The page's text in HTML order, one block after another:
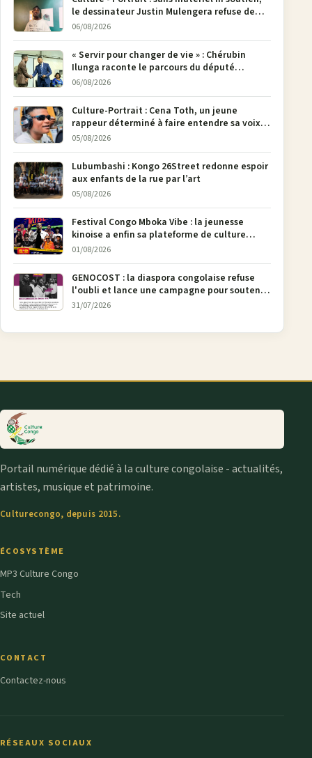
le dessinateur Justin Mulengera refuse de
poser son crayon
06/08/2026
« Servir pour changer de vie » : Chérubin
Ilunga raconte le parcours du député
national Jethro Muyombi Tshimbu en 137
06/08/2026
Culture-Portrait : Cena Toth, un jeune
rappeur déterminé à faire entendre sa voix à
Bunia
05/08/2026
Lubumbashi : Kongo 26Street redonne espoir
aux enfants de la rue par l’art
05/08/2026
Festival Congo Mboka Vibe : la jeunesse
kinoise a enfin sa plateforme de culture
urbaine
01/08/2026
GENOCOST : la diaspora congolaise refuse
l'oubli et lance une campagne pour soutenir
la pétition FONAREV depuis Bruxelles
31/07/2026
Portail numérique dédié à la culture congolaise - actualités,
artistes, musique et patrimoine.
Culturecongo, depuis 2015.
ÉCOSYSTÈME
MP3 Culture Congo
Tech
Site actuel
CONTACT
Contactez-nous
RÉSEAUX SOCIAUX